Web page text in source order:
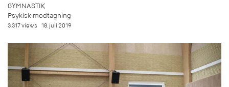
GYMNASTIK
Psykisk modtagning
3.317 views 18. juli 2019